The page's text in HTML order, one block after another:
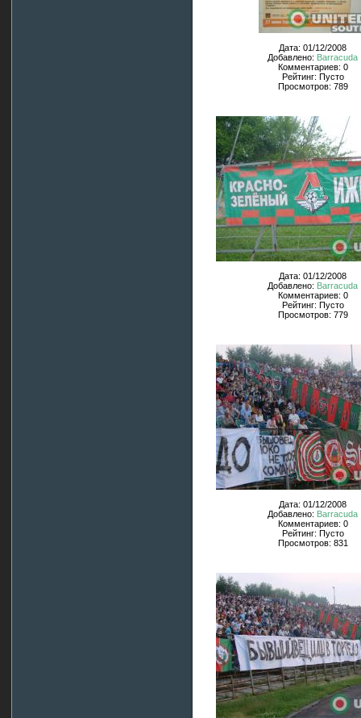
Дата: 01/12/2008
Добавлено: Barracuda
Комментариев: 0
Рейтинг: Пусто
Просмотров: 789
Дата: 01/12/2008
Добавлено: Barracuda
Комментариев: 0
Рейтинг: Пусто
Просмотров: 779
Дата: 01/12/2008
Добавлено: Barracuda
Комментариев: 0
Рейтинг: Пусто
Просмотров: 831